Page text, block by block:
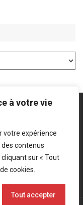
à votre vie
votre expérience
contenus
sur « Tout
cookies.
Tout accepter